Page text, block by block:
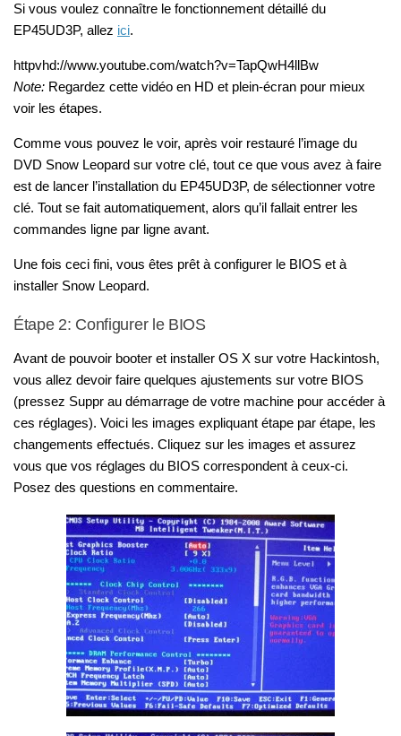
Si vous voulez connaître le fonctionnement détaillé du
EP45UD3P, allez ici.
httpvhd://www.youtube.com/watch?v=TapQwH4llBw
Note: Regardez cette vidéo en HD et plein-écran pour mieux
voir les étapes.
Comme vous pouvez le voir, après voir restauré l’image du
DVD Snow Leopard sur votre clé, tout ce que vous avez à faire
est de lancer l’installation du EP45UD3P, de sélectionner votre
clé. Tout se fait automatiquement, alors qu’il fallait entrer les
commandes ligne par ligne avant.
Une fois ceci fini, vous êtes prêt à configurer le BIOS et à
installer Snow Leopard.
Étape 2: Configurer le BIOS
Avant de pouvoir booter et installer OS X sur votre Hackintosh,
vous allez devoir faire quelques ajustements sur votre BIOS
(pressez Suppr au démarrage de votre machine pour accéder à
ces réglages). Voici les images expliquant étape par étape, les
changements effectués. Cliquez sur les images et assurez
vous que vos réglages du BIOS correspondent à ceux-ci.
Posez des questions en commentaire.